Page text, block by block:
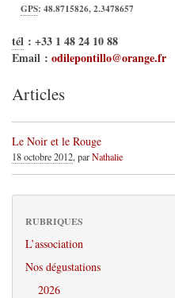
GPS:48.8715826,2.3478657
tél : +33 1 48 24 10 88
Email : odilepontillo@orange.fr
Articles
Le Noir et le Rouge
18 octobre 2012, parNathalie
RUBRIQUES
L’association
Nos dégustations
2026